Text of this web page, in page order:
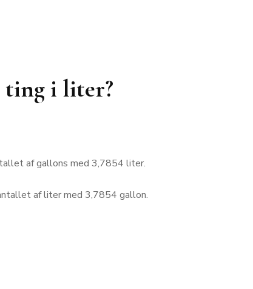
ting i liter?
af gallons med 3,7854 liter.
af liter med 3,7854 gallon.